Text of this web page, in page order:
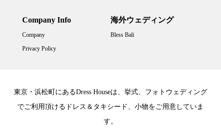
Company Info
Company
Privacy Policy
海外ウェディング
Bless Bali
東京・浜松町にあるDress Houseは、挙式、フォトウェディング
でご利用頂けるドレス＆タキシード、小物をご用意していま
す。